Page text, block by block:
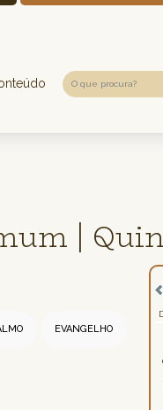
|
EVANGELHO